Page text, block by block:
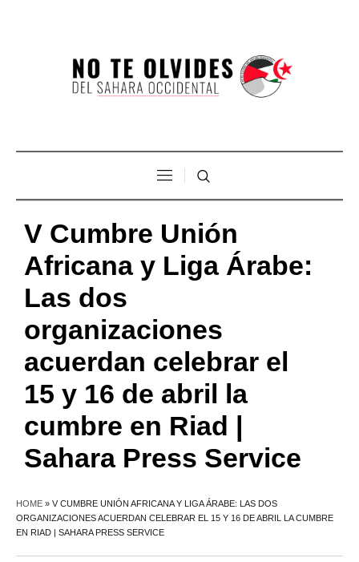
V Cumbre Unión
Africana y Liga Árabe:
Las dos
organizaciones
acuerdan celebrar el
15 y 16 de abril la
cumbre en Riad |
Sahara Press Service
HOME » V CUMBRE UNIÓN AFRICANA Y LIGA ÁRABE: LAS DOS
ORGANIZACIONES ACUERDAN CELEBRAR EL 15 Y 16 DE ABRIL LA CUMBRE
EN RIAD | SAHARA PRESS SERVICE